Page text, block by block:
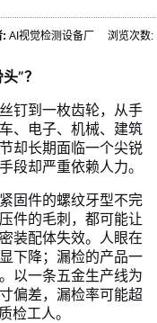
: AI视觉检测设备厂 浏览次数:
”？
钉到一枚齿轮，从手
、电子、机械、建筑
却长期面临一个尖锐
却严重依赖人力。
固件的螺纹牙型不完
件的毛刺，都可能让
装配体失效。人眼在
下降；漏检的产品一
以一条五金生产线为
偏差，漏检率可能超
检工人。